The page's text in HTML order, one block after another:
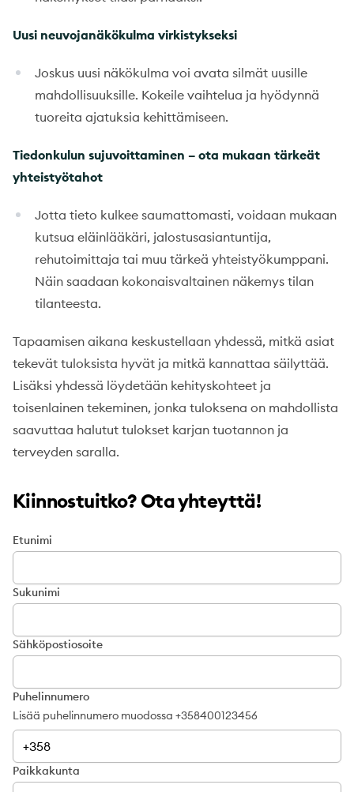
Uusi neuvojanäkökulma virkistykseksi
Joskus uusi näkökulma voi avata silmät uusille
mahdollisuuksille. Kokeile vaihtelua ja hyödynnä
tuoreita ajatuksia kehittämiseen.
Tiedonkulun sujuvoittaminen – ota mukaan tärkeät
yhteistyötahot
Jotta tieto kulkee saumattomasti, voidaan mukaan
kutsua eläinlääkäri, jalostusasiantuntija,
rehutoimittaja tai muu tärkeä yhteistyökumppani.
Näin saadaan kokonaisvaltainen näkemys tilan
tilanteesta.
Tapaamisen aikana keskustellaan yhdessä, mitkä asiat
tekevät tuloksista hyvät ja mitkä kannattaa säilyttää.
Lisäksi yhdessä löydetään kehityskohteet ja
toisenlainen tekeminen, jonka tuloksena on mahdollista
saavuttaa halutut tulokset karjan tuotannon ja
terveyden saralla.
Kiinnostuitko? Ota yhteyttä!
Etunimi
Sukunimi
Sähköpostiosoite
Puhelinnumero
Lisää puhelinnumero muodossa +358400123456
Paikkakunta